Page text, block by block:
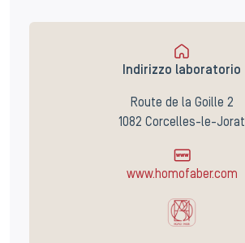
Indirizzo laboratorio
Route de la Goille 2
1082 Corcelles-le-Jorat
www.homofaber.com